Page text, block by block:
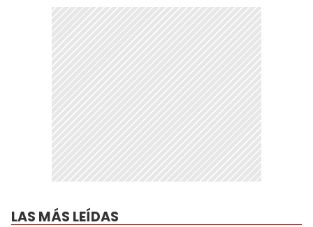
LAS MÁS LEÍDAS